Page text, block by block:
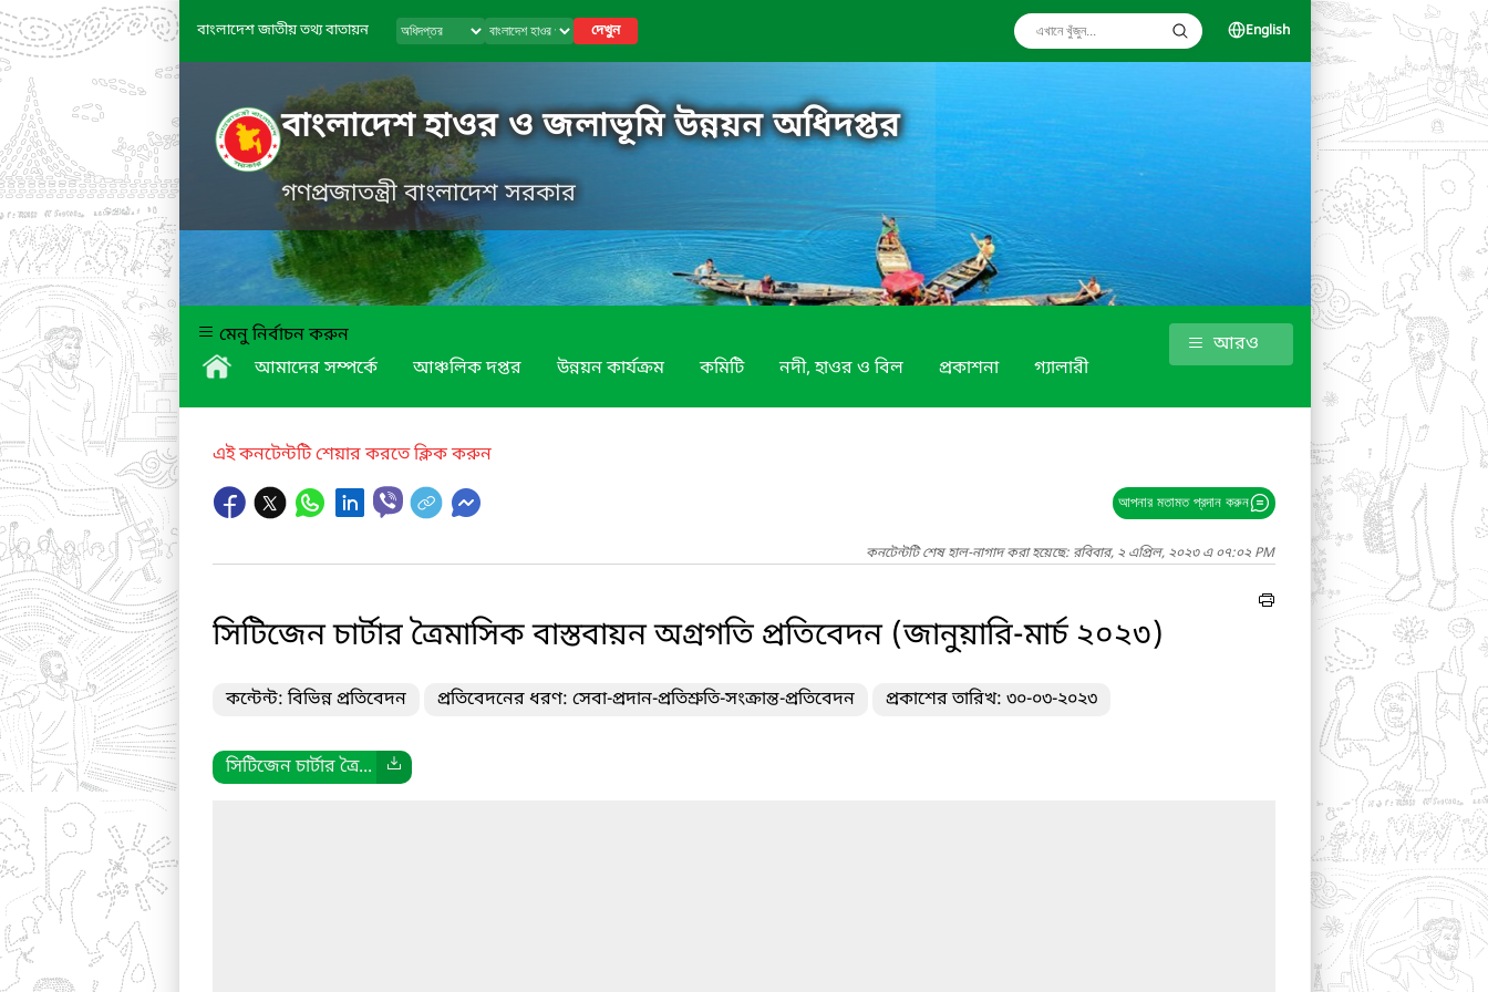
বাংলাদেশ জাতীয় তথ্য বাতায়ন দেখুন English
বাংলাদেশ হাওর ও জলাভূমি উন্নয়ন অধিদপ্তর
গণপ্রজাতন্ত্রী বাংলাদেশ সরকার
মেনু নির্বাচন করুন
আমাদের সম্পর্কে
আঞ্চলিক দপ্তর উন্নয়ন কার্যক্রম কমিটি নদী, হাওর ও বিল প্রকাশনা গ্যালারী
আরও
এই কনটেন্টটি শেয়ার করতে ক্লিক করুন
আপনার মতামত প্রদান করুন
কনটেন্টটি শেষ হাল-নাগাদ করা হয়েছে: রবিবার, ২ এপ্রিল, ২০২৩ এ ০৭:০২ PM
সিটিজেন চার্টার ত্রৈমাসিক বাস্তবায়ন অগ্রগতি প্রতিবেদন (জানুয়ারি-মার্চ ২০২৩)
কন্টেন্ট: বিভিন্ন প্রতিবেদন প্রতিবেদনের ধরণ: সেবা-প্রদান-প্রতিশ্রুতি-সংক্রান্ত-প্রতিবেদন প্রকাশের তারিখ: ৩০-০৩-২০২৩
সিটিজেন চার্টার ত্রৈ...